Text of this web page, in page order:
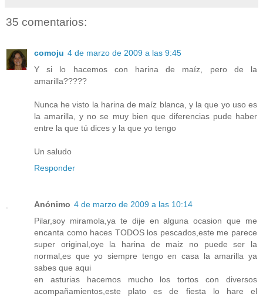
35 comentarios:
comoju 4 de marzo de 2009 a las 9:45
Y si lo hacemos con harina de maíz, pero de la
amarilla?????
Nunca he visto la harina de maíz blanca, y la que yo uso es
la amarilla, y no se muy bien que diferencias pude haber
entre la que tú dices y la que yo tengo
Un saludo
Responder
Anónimo 4 de marzo de 2009 a las 10:14
Pilar,soy miramola,ya te dije en alguna ocasion que me
encanta como haces TODOS los pescados,este me parece
super original,oye la harina de maiz no puede ser la
normal,es que yo siempre tengo en casa la amarilla ya
sabes que aqui
en asturias hacemos mucho los tortos con diversos
acompañamientos,este plato es de fiesta lo hare el